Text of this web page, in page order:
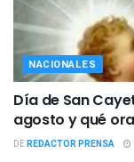
NACIONALES
Día de San
agosto y qué
DEREDACTOR PRENSA